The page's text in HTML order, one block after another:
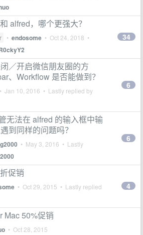
alfred，哪个更强大？
• endosome • Oct 24, 2018 •
34
／开启微信朋友圈的方
、Workflow 是否能做到？
• Jan 10, 2016 • Lastly replied by
6
无法在 alfred 的输入框中输
到同样的问题吗？
• May 3, 2016 • Lastly
6
促销
• Oct 29, 2015 • Lastly replied
4
Mac 50%促销
• Oct 28, 2015